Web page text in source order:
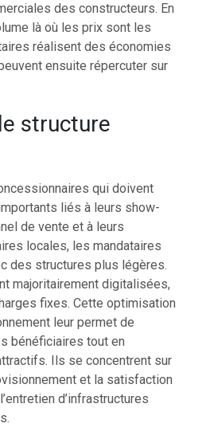
des constructeurs. En
là où les prix sont les
réalisent des économies
ensuite répercuter sur
structure
qui doivent
liés à leurs show-
de vente et à leurs
locales, les mandataires
des structures plus légères.
majoritairement digitalisées,
fixes. Cette optimisation
leur permet de
bénéficiaires tout en
Ils se concentrent sur
et la satisfaction
d’infrastructures